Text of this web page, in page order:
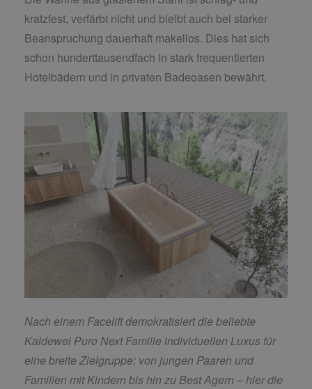
kratzfest, verfärbt nicht und bleibt auch bei starker
Beanspruchung dauerhaft makellos. Dies hat sich
schon hunderttausendfach in stark frequentierten
Hotelbädern und in privaten Badeoasen bewährt.
Nach einem Facelift demokratisiert die beliebte
Kaldewei Puro Next Familie individuellen Luxus für
eine breite Zielgruppe: von jungen Paaren und
Familien mit Kindern bis hin zu Best Agern – hier die